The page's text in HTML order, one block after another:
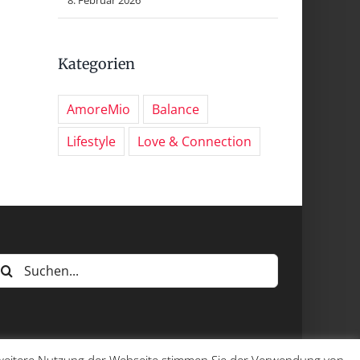
Kategorien
AmoreMio
Balance
Lifestyle
Love & Connection